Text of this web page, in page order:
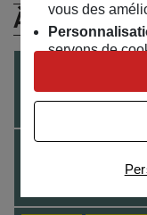
À
Le barman du
Atelier initiation
ATELIER ADULTES
vous des
servons de
personnaliser
Univers
publicités